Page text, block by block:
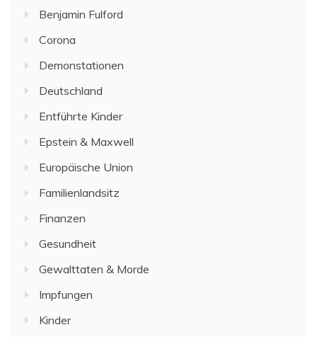
Benjamin Fulford
Corona
Demonstationen
Deutschland
Entführte Kinder
Epstein & Maxwell
Europäische Union
Familienlandsitz
Finanzen
Gesundheit
Gewalttaten & Morde
Impfungen
Kinder